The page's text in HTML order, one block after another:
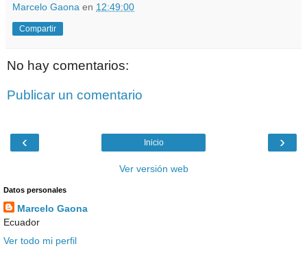
Marcelo Gaona en 12:49:00
Compartir
No hay comentarios:
Publicar un comentario
‹ ›
Inicio
Ver versión web
Datos personales
Marcelo Gaona
Ecuador
Ver todo mi perfil